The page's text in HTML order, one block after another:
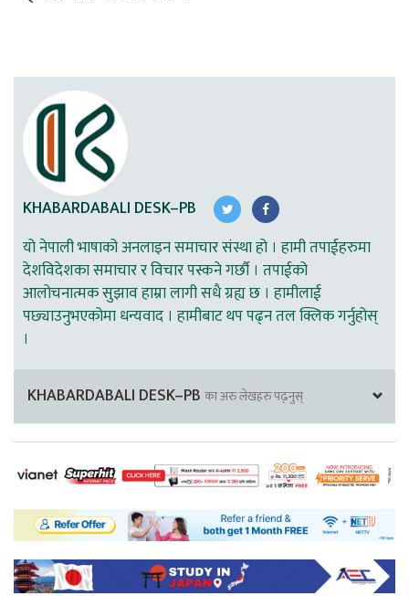
KHABARDABALI DESK–PB
यो नेपाली भाषाको अनलाइन समाचार संस्था हो । हामी तपाईहरुमा
देशविदेशका समाचार र विचार पस्कने गर्छौ । तपाईको
आलोचनात्मक सुझाव हाम्रा लागी सधै ग्रह्य छ । हामीलाई
पछ्याउनुभएकोमा धन्यवाद । हामीबाट थप पढ्न तल क्लिक गर्नुहोस्
।
KHABARDABALI DESK–PB का अरु लेखहरु पढ्नुस्